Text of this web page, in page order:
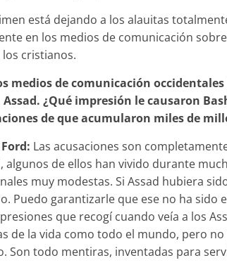
está dejando a los alauitas
en los medios de comunicación
cristianos.
medios de comunicación
Assad. ¿Qué impresión le causaron
de que acumularon miles de
Las acusaciones son
algunos de ellos han vivido durante
muy modestas. Si Assad hubiera
Puedo garantizarle que ese no ha sido
que recogí cuando veía a los
de la vida como todo el mundo, pero
Son todo mentiras, inventadas para